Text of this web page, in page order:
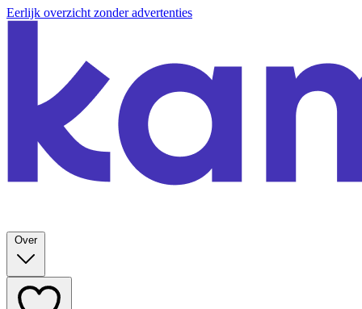
Eerlijk overzicht zonder advertenties
Over